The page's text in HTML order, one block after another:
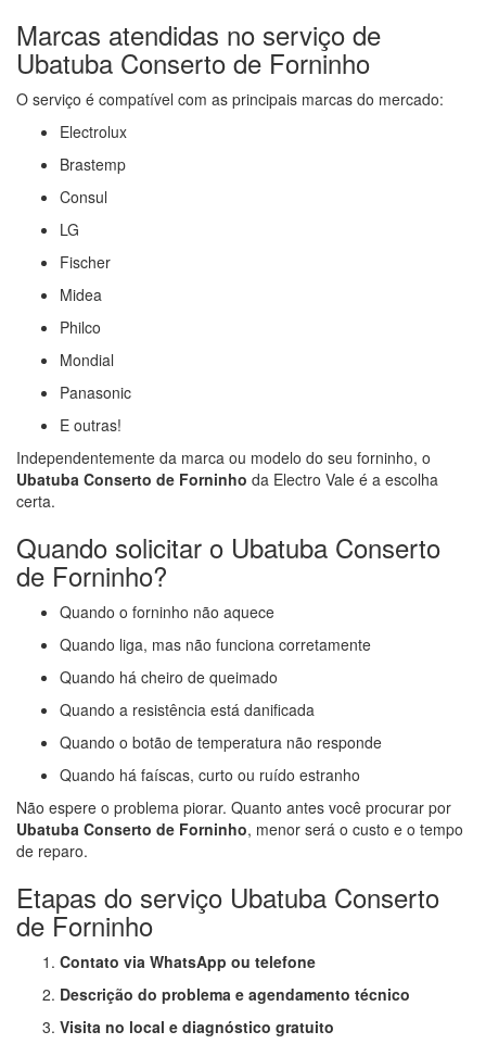
Marcas atendidas no serviço de
Ubatuba Conserto de Forninho
O serviço é compatível com as principais marcas do mercado:
Electrolux
Brastemp
Consul
LG
Fischer
Midea
Philco
Mondial
Panasonic
E outras!
Independentemente da marca ou modelo do seu forninho, o
Ubatuba Conserto de Forninho da Electro Vale é a escolha
certa.
Quando solicitar o Ubatuba Conserto
de Forninho?
Quando o forninho não aquece
Quando liga, mas não funciona corretamente
Quando há cheiro de queimado
Quando a resistência está danificada
Quando o botão de temperatura não responde
Quando há faíscas, curto ou ruído estranho
Não espere o problema piorar. Quanto antes você procurar por
Ubatuba Conserto de Forninho, menor será o custo e o tempo
de reparo.
Etapas do serviço Ubatuba Conserto
de Forninho
Contato via WhatsApp ou telefone
Descrição do problema e agendamento técnico
Visita no local e diagnóstico gratuito